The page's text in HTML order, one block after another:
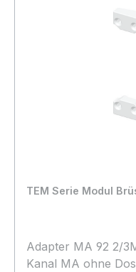
TEM Serie
Adapter MA 92 2/
Kanal MA ohne